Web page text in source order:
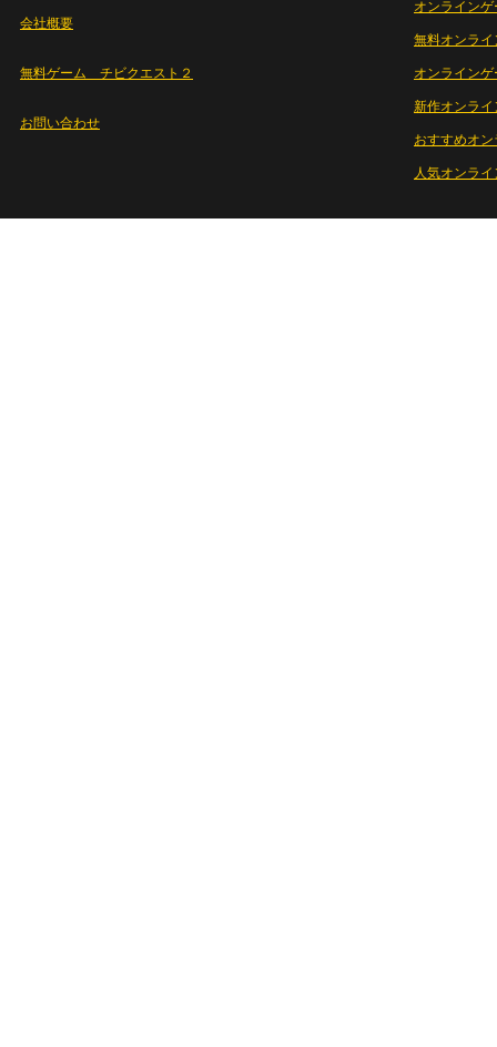
会社概要
無料ゲーム チビクエスト２
お問い合わせ
オンラインゲ
無料オンライ
オンライン
新作オンライ
おすすめオ
人気オンラ